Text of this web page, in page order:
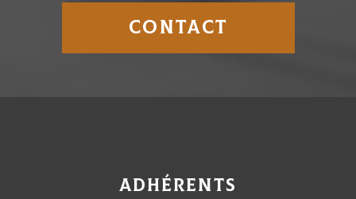
CONTACT
Adhérents